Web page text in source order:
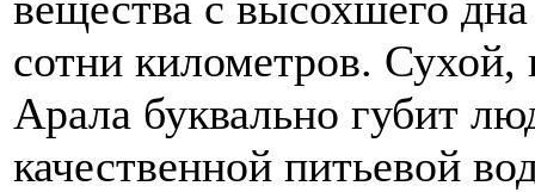
сотни километров.
Арала буквально губит
качественной питьевой